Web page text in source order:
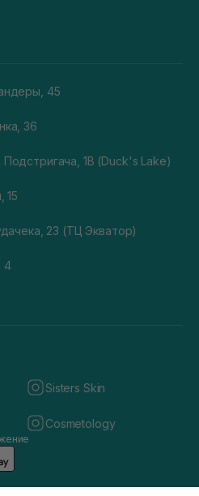
45
36
Подстригача, 1В (Duck's Lake)
15
23 (ТЦ Экватор)
4
Sisters Skin
Cosmetology